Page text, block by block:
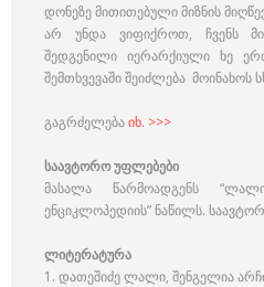
დონეზე მითითებული მიზნის
არ უნდა ვიფიქროთ, ჩვენს
შედგენილი იერარქიული ხე
შემთხვევაში შეიძლება მოინახოს
გაგრძელებაიხ. >>>
საავტორო უფლებები
მასალა წარმოადგენს
ენციკლოპედიის” ნაწილს.
ლიტერატურა
1. დათეშიძე ლალი, შენგელია